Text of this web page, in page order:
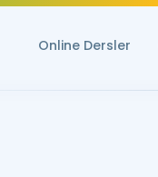
Online Dersler